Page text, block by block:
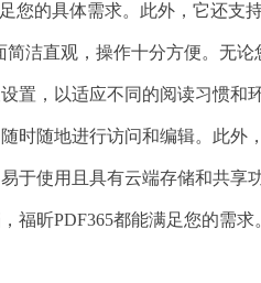
您的具体需求。此外，它还支
简洁直观，操作十分方便。无
置，以适应不同的阅读习惯和
时随地进行访问和编辑。此外
于使用且具有云端存储和共享
福昕PDF365都能满足您的需求